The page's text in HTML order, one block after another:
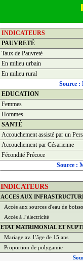
INDICATEURS
PAUVRETÉ
Taux de Pauvreté
En milieu urbain
En milieu rural
Source :
EDUCATION
Femmes
Hommes
SANTÉ
Accouchement assisté par un
Accouchement par Césarienne
Fécondité Précoce
Source :
INDICATEURS
ACCES AUX
Accès aux sources d'eau de
Accès à l’électricité
ETAT MATRIMONIAL ET
Mariage av. l’âge de 15 ans
Proportion de polygamie